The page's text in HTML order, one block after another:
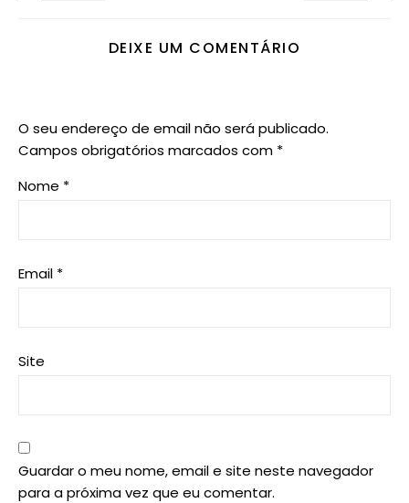
DEIXE UM COMENTÁRIO
O seu endereço de email não será publicado.
Campos obrigatórios marcados com *
Nome *
Email *
Site
Guardar o meu nome, email e site neste navegador
para a próxima vez que eu comentar.